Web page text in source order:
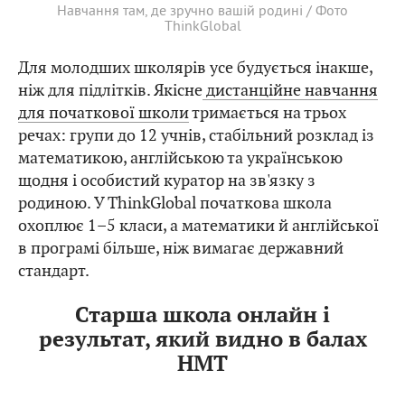
Навчання там, де зручно вашій родині / Фото
ThinkGlobal
Для молодших школярів усе будується інакше,
ніж для підлітків. Якіснедистанційне навчання
для початкової школитримається на трьох
речах: групи до 12 учнів, стабільний розклад із
математикою, англійською та українською
щодня і особистий куратор на зв'язку з
родиною. У ThinkGlobal початкова школа
охоплює 1–5 класи, а математики й англійської
в програмі більше, ніж вимагає державний
стандарт.
Старша школа онлайн і
результат, який видно в балах
НМТ